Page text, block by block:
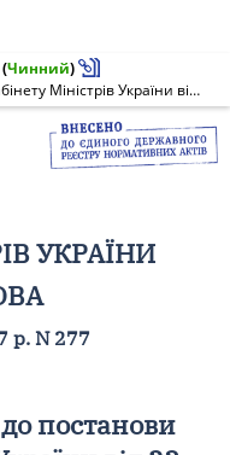
(Чинний)
Про внесення змін до постанови Кабінету Міністрів України від 23 листопада 2006 р. N 1644